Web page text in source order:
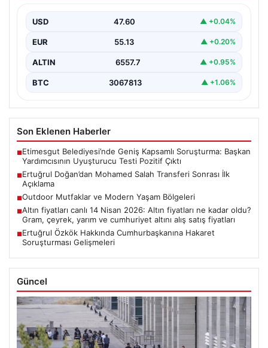
Mısırlı futbolcu Mohamed Salah’ın transfer gelişmeleri
hakkında…
USD 47.60 ▲ +0.04%
EUR 55.13 ▲ +0.20%
ALTIN 6557.7 ▲ +0.95%
BTC 3067813 ▲ +1.06%
Son Eklenen Haberler
■Etimesgut Belediyesi’nde Geniş Kapsamlı Soruşturma: Başkan
Yardımcısının Uyuşturucu Testi Pozitif Çıktı
■Ertuğrul Doğan’dan Mohamed Salah Transferi Sonrası İlk
Açıklama
■Outdoor Mutfaklar ve Modern Yaşam Bölgeleri
■Altın fiyatları canlı 14 Nisan 2026: Altın fiyatları ne kadar oldu?
Gram, çeyrek, yarım ve cumhuriyet altını alış satış fiyatları
■Ertuğrul Özkök Hakkında Cumhurbaşkanına Hakaret
Soruşturması Gelişmeleri
Güncel